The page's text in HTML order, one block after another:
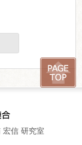
宏信 研究室